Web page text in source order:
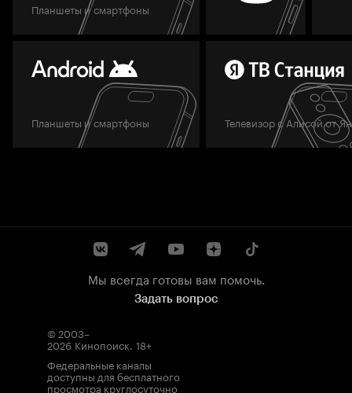
Планшеты и смартфоны
Планшеты и смартфоны Телевизор с Алисой от
Мы всегда готовы вам помочь.
Задать вопрос
© 2003–
2026 Кинопоиск. 18+
Федеральные каналы
доступны для бесплатного
просмотра круглосуточно